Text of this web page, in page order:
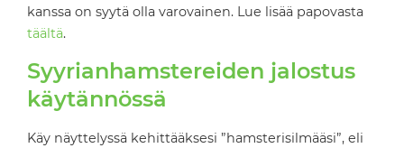
kanssa on syytä olla varovainen. Lue lisää papovasta
täältä.
Syyrianhamstereiden jalostus
käytännössä
Käy näyttelyssä kehittääksesi ”hamsterisilmääsi”, eli